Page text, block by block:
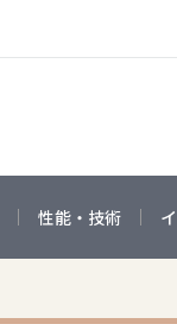
性能・技術